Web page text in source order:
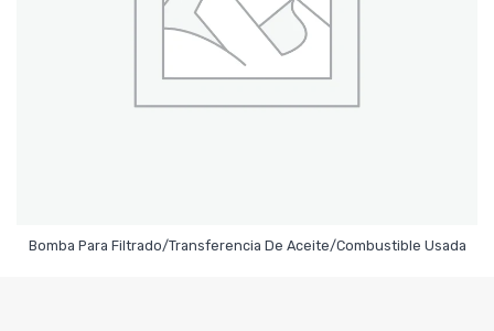
Bomba Para Filtrado/Transferencia De Aceite/Combustible Usada